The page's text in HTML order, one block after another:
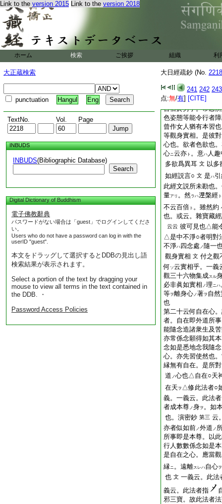
Link to the version 2015 Link to the version 2018
ホーム 検索 ご挨拶 組織 利
大正蔵検索
punctuation Hangul Eng
TextNo. Vol. Page
INBUDS
INBUDS(Bibliographic Database)
Search
Digital Dictionary of Buddhism
電子佛教辭典
パスワードがない場合は「guest」でログインしてくださ
い。
Users who do not have a password can log in with the
userID "guest".
本文をドラッグして選択するとDDBの見出し語
検索結果が表示されます。
Select a portion of the text by dragging your
mouse to view all terms in the text contained in
the DDB. ・
Password Access Policies
大日經疏鈔 (No.
241 242 243
点:無/有] [CITE]
以徳報怨怨即盡耳
文 若共 ニ以恩 ヲ
理人者有恩人有怨人
人ヲモ以怨可報之也
意紛紜ト 徒ニ 思惟
法利云義也
第十九云何女心。
心。但以多欲爲異
百倍於男子。常念
色姿態等能令行者
曾作女人猶有本習
等觀身實相。是彼
心也。欲者色欲也
心ニ云亦 ト 。意ハ 人趣
多欲爲異耳 文 以多
如經説言○ 文 是ハ
此經文説所未勘也
量アリ 。然ラハ𣵀槃經 ト
不云百倍 ト 。雖然約
也。或云。雜寶藏
云云 彼可見也△能
△是中不淨○者明對
不淨ハ四念處 ノ 隨一
觀身實相 文 付之觀
何 ソ云實相乎。一義
觀三十六物集成スル
必非眞如實相 ノ理ニハ
等ヲ離身心ノ著ヲ 自
也
第二十云何自在心
者。自在即外道所
能隨念造諸衆生及
亦常係念願得如其
念如是悉地念我隨
心。亦先習使然也
縁無有自在。是所
道 ノ心也△自在○天
在天 ヲ △修此法者○
義。一義云。此法
者成本尊ノ身ヲ 。如
也。演密鈔 第三 云
亦者似如前ノ外道 ノ
所事即是本尊。以
行人數數係念如是
是自在之心。應當
縁ニ。遠離スレハ自心ヲ
也 文 一義云。此法
義云。此法者指
邪三寶。故此法者